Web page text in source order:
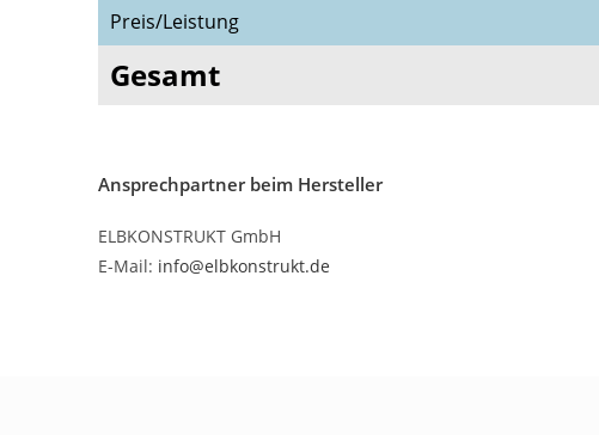
Preis/Leistung
Gesamt
Ansprechpartner beim Hersteller
ELBKONSTRUKT GmbH
E-Mail: info@elbkonstrukt.de